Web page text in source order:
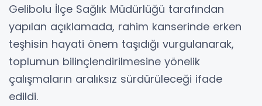
Gelibolu İlçe Sağlık Müdürlüğü tarafından
yapılan açıklamada, rahim kanserinde erken
teşhisin hayati önem taşıdığı vurgulanarak,
toplumun bilinçlendirilmesine yönelik
çalışmaların aralıksız sürdürüleceği ifade
edildi.